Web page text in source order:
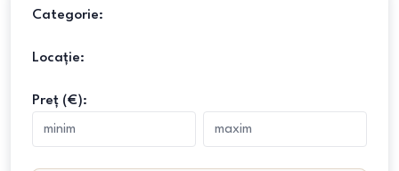
Categorie:
Locație:
Preț (€):